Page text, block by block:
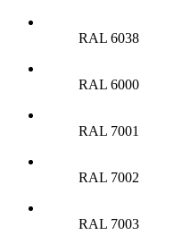
RAL 6038
RAL 6000
RAL 7001
RAL 7002
RAL 7003